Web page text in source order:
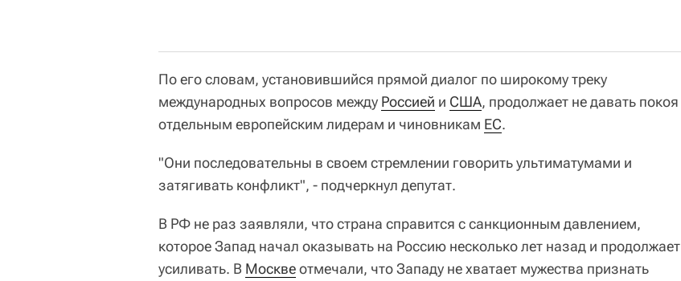
По его словам, установившийся прямой диалог по широкому треку
международных вопросов между Россией и США, продолжает не давать покоя
отдельным европейским лидерам и чиновникам ЕС.
"Они последовательны в своем стремлении говорить ультиматумами и
затягивать конфликт", - подчеркнул депутат.
В РФ не раз заявляли, что страна справится с санкционным давлением,
которое Запад начал оказывать на Россию несколько лет назад и продолжает
усиливать. В Москвеотмечали, что Западу не хватает мужества признать